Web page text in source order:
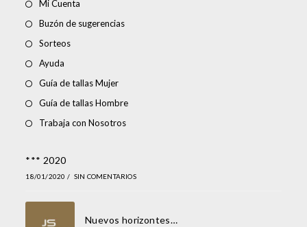
Mi Cuenta
Buzón de sugerencias
Sorteos
Ayuda
Guía de tallas Mujer
Guía de tallas Hombre
Trabaja con Nosotros
*** 2020
18/01/2020 / SIN COMENTARIOS
Nuevos horizontes…